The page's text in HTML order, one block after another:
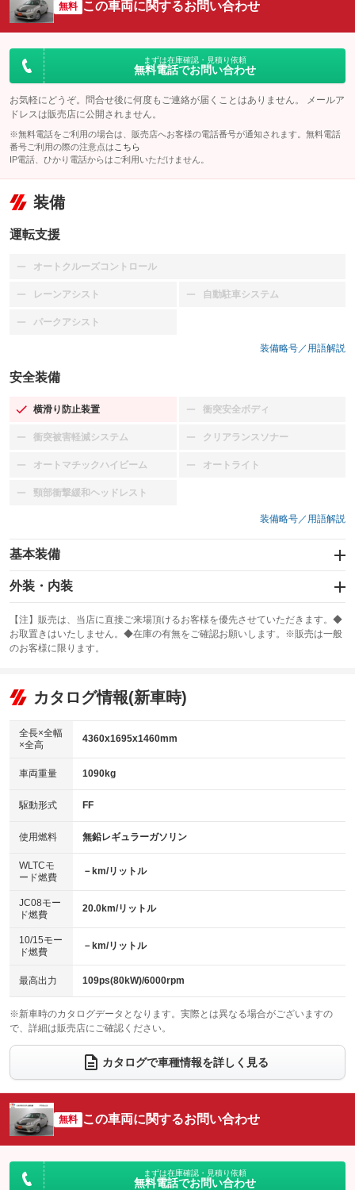
無料 この車両に関するお問い合わせ
まずは在庫確認・見積り依頼
無料電話でお問い合わせ
お気軽にどうぞ。問合せ後に何度もご連絡が届くことはありません。 メールア
ドレスは販売店に公開されません。
※無料電話をご利用の場合は、販売店へお客様の電話番号が通知されます。無料電話
番号ご利用の際の注意点は こちら
IP電話、ひかり電話からはご利用いただけません。
装備
運転支援
オートクルーズコントロール
：装備なし
レーンアシスト
：装備なし 自動駐車システム
：装備なし
パークアシスト
：装備なし
装備略号／用語解説
安全装備
横滑り防止装置
：装備あり 衝突安全ボディ
：装備なし
衝突被害軽減システム
：装備なし クリアランスソナー
：装備なし
オートマチックハイビーム
：装備なし オートライト
：装備なし
頸部衝撃緩和ヘッドレスト
：装備なし
装備略号／用語解説
基本装備
エアバッグ：運転席/助手席/サイド
：装備あり
：装備なし
サンルーフ
：装備なし ABS
リフトアップ
：装備なし
：装備なし
パワーウィンドウ
アイドリングストップ
：装備なし
USB入力端子
：装備なし
100V電源
：装備なし
センターデフロック
：装備なし
電動格納ミラー
：装備なし
外装・内装
カーナビ：メモリーナビ他
：装備あり
TV：ワンセグ
：装備あり
ビジュアル
：装備なし
アルミホイール
：装備なし
HID(キセノンライト)
バックカメラ
エアロ
：装備なし
ローダウン
：装備なし
ベンチシート
：装備なし
チップアップシート
：装備なし
電動格納サードシート
：装備なし シートヒーター
：装備なし
ウォークスルー
電動リアゲート フロントカメラ
：装備なし
シートエアコン
：装備なし 全周囲カメラ
：装備なし
サイドカメラ
：装備なし ルーフレール
：装備なし
エアサスペンション ヘッドライトウォッシャー
【注】販売は、当店に直接ご来場頂けるお客様を優先させていただきます。◆
お取置きはいたしません。◆在庫の有無をご確認お願いします。※販売は一般
のお客様に限ります。
カタログ情報(新車時)
全長×全幅
×全高
4360x1695x1460mm
車両重量 1090kg
駆動形式 FF
使用燃料 無鉛レギュラーガソリン
WLTCモ
ード燃費
－km/リットル
JC08モー
ド燃費
20.0km/リットル
10/15モー
ド燃費
－km/リットル
最高出力 109ps(80kW)/6000rpm
※新車時のカタログデータとなります。実際とは異なる場合がございますの
で、詳細は販売店にご確認ください。
カタログで車種情報を詳しく見る
無料 この車両に関するお問い合わせ
まずは在庫確認・見積り依頼
無料電話でお問い合わせ